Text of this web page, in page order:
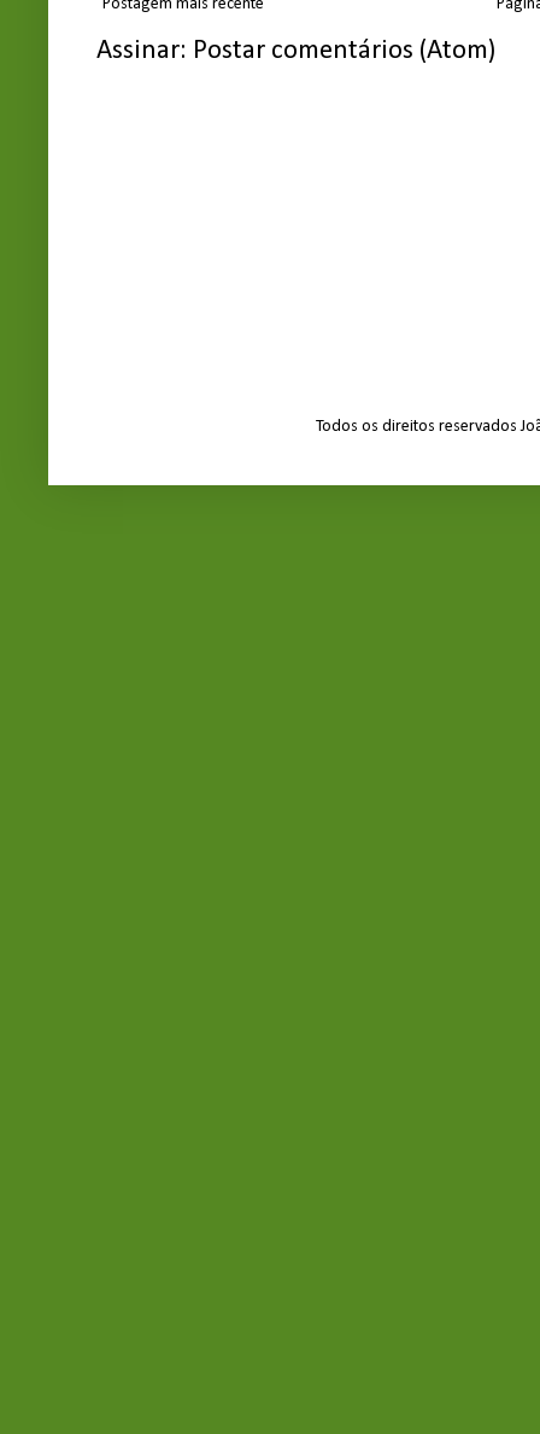
Postagem mais recente
Assinar: Postar comentários (Atom)
Todos os direitos reservados